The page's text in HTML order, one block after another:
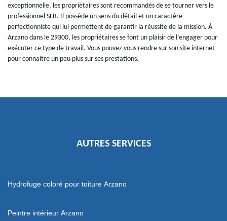
exceptionnelle, les propriétaires sont recommandés de se tourner vers le
professionnel SLB. Il possède un sens du détail et un caractère
perfectionniste qui lui permettent de garantir la réussite de la mission. À
Arzano dans le 29300, les propriétaires se font un plaisir de l’engager pour
exécuter ce type de travail. Vous pouvez vous rendre sur son site internet
pour connaitre un peu plus sur ses prestations.
AUTRES SERVICES
Hydrofuge coloré pour toiture Arzano
Peintre intérieur Arzano